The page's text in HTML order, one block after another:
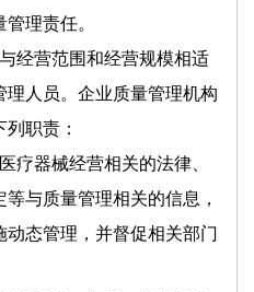
理责任。
经营范围和经营规模相适
人员。企业质量管理机构
职责：
疗器械经营相关的法律、
与质量管理相关的信息，
态管理，并督促相关部门